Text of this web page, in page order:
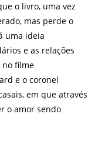
o livro, uma vez
mas perde o
uma ideia
e as relações
no filme
e o coronel
em que através
o amor sendo